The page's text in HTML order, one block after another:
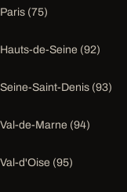
Paris (75)
Hauts-de-Seine (92)
Seine-Saint-Denis (93)
Val-de-Marne (94)
Val-d'Oise (95)